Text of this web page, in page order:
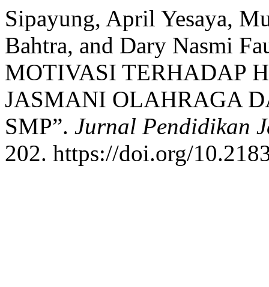
Sipayung, April Yesaya,
Bahtra, and Dary Nasmi
MOTIVASI TERHADAP
JASMANI OLAHRAGA
SMP”. Jurnal Pendidikan
202. https://doi.org/